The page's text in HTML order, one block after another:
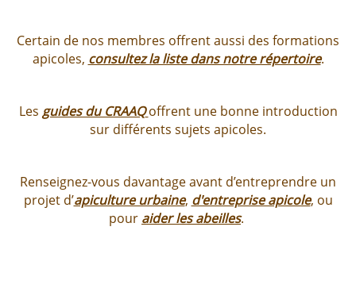
Certain de nos membres offrent aussi des formations
apicoles, consultez la liste dans notre répertoire.
Les guides du CRAAQ offrent une bonne introduction
sur différents sujets apicoles.
Renseignez-vous davantage avant d’entreprendre un
projet d’apiculture urbaine, d'entreprise apicole, ou
pour aider les abeilles.